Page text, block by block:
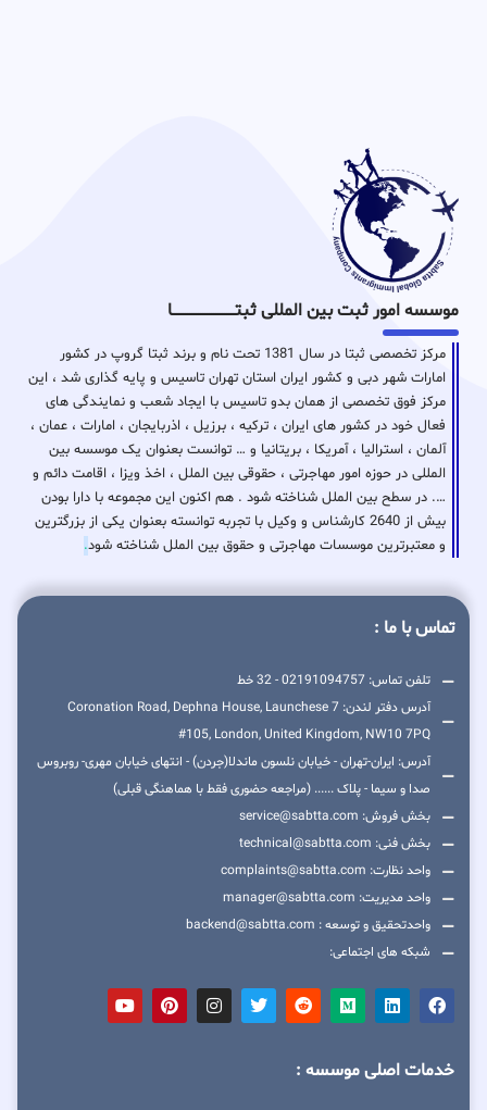
موسسه امور ثبت بین المللی ثبتـــــــــــــــــــــــــــــا
مرکز تخصصی ثبتا در سال 1381 تحت نام و برند ثبتا گروپ در کشور
امارات شهر دبی و کشور ایران استان تهران تاسیس و پایه گذاری شد ، این
مرکز فوق تخصصی از همان بدو تاسیس با ایجاد شعب و نمایندگی های
فعال خود در کشور های ایران ، ترکیه ، برزیل ، اذربایجان ، امارات ، عمان ،
آلمان ، استرالیا ، آمریکا ، بریتانیا و … توانست بعنوان یک موسسه بین
المللی در حوزه امور مهاجرتی ، حقوقی بین الملل ، اخذ ویزا ، اقامت دائم و
…. در سطح بین الملل شناخته شود . هم اکنون این مجموعه با دارا بودن
بیش از 2640 کارشناس و وکیل با تجربه توانسته بعنوان یکی از بزرگترین
و معتبرترین موسسات مهاجرتی و حقوق بین الملل شناخته شود.
تماس با ما :
تلفن تماس: 02191094757 - 32 خط
آدرس دفتر لندن: 7 Coronation Road, Dephna House, Launchese
#105, London, United Kingdom, NW10 7PQ
آدرس: ایران-تهران - خیابان نلسون ماندلا(جردن) - انتهای خیابان مهری- روبروس
صدا و سیما - پلاک ...... (مراجعه حضوری فقط با هماهنگی قبلی)
بخش فروش: service@sabtta.com
بخش فنی: technical@sabtta.com
واحد نظارت: complaints@sabtta.com
واحد مدیریت: manager@sabtta.com
واحدتحقیق و توسعه : backend@sabtta.com
شبکه های اجتماعی:
خدمات اصلی موسسه :